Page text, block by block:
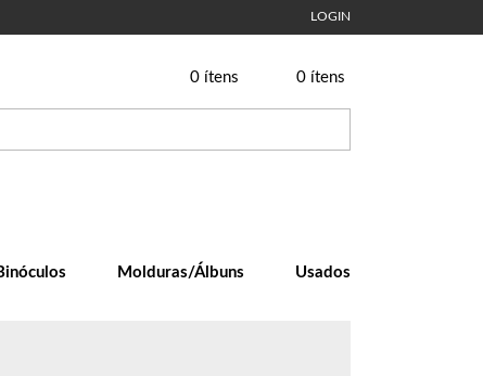
LOGIN
0 ítens 0 ítens
Molduras/Álbuns Usados